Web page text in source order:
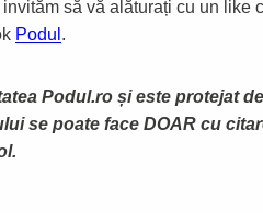
să vă alăturați cu un like
Podul .
Podul.ro și este protejat
se poate face DOAR cu